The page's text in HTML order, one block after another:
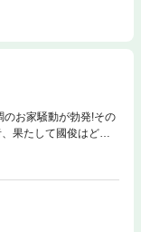
のお家騒動が勃発!その
果たして國俊はどち
いの行方は!?